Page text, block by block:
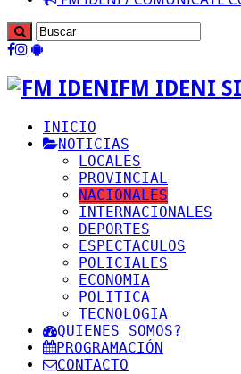
FM IDENI
INICIO
NOTICIAS
LOCALES
PROVINCIAL
NACIONALES
INTERNACIONALES
DEPORTES
ESPECTACULOS
POLICIALES
ECONOMIA
POLITICA
TECNOLOGIA
QUIENES SOMOS?
PROGRAMACIÓN
CONTACTO